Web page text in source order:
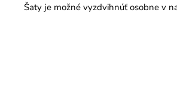
Šaty je možné vyzdvihnúť osobne v